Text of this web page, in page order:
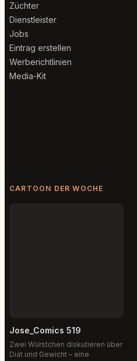
Züchter
Dienstleister
Jobs
Eintrag erstellen
Werberichtlinien
Media-Kit
CARTOON DER WOCHE
Jose_Comics 519
Zwei Würstchen diskutieren über
Diät und Gewicht – eine